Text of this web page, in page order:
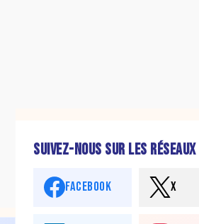
SUIVEZ-NOUS SUR LES RÉSEAUX
FACEBOOK X